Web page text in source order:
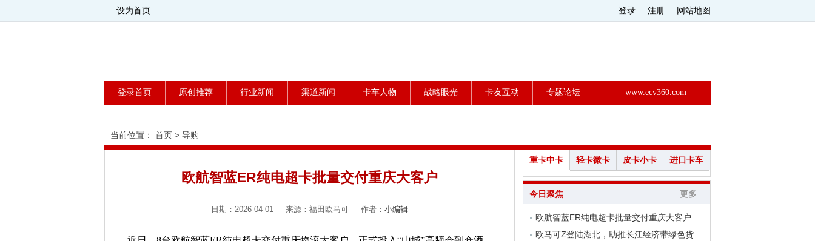
设为首页 登录 注册 网站地图
登录首页 原创推荐 行业新闻 渠道新闻 卡车人物 战略眼光 卡友互动 专题论坛 www.ecv360.com
当前位置： 首页 > 导购
欧航智蓝ER纯电超卡批量交付重庆大客户
日期：2026-04-01 来源：福田欧马可 作者： 小编辑
重卡中卡 轻卡微卡 皮卡小卡 进口卡车
今日聚焦 更多
欧航智蓝ER纯电超卡批量交付重庆大客户
欧马可Z登陆湖北，助推长江经济带绿色货